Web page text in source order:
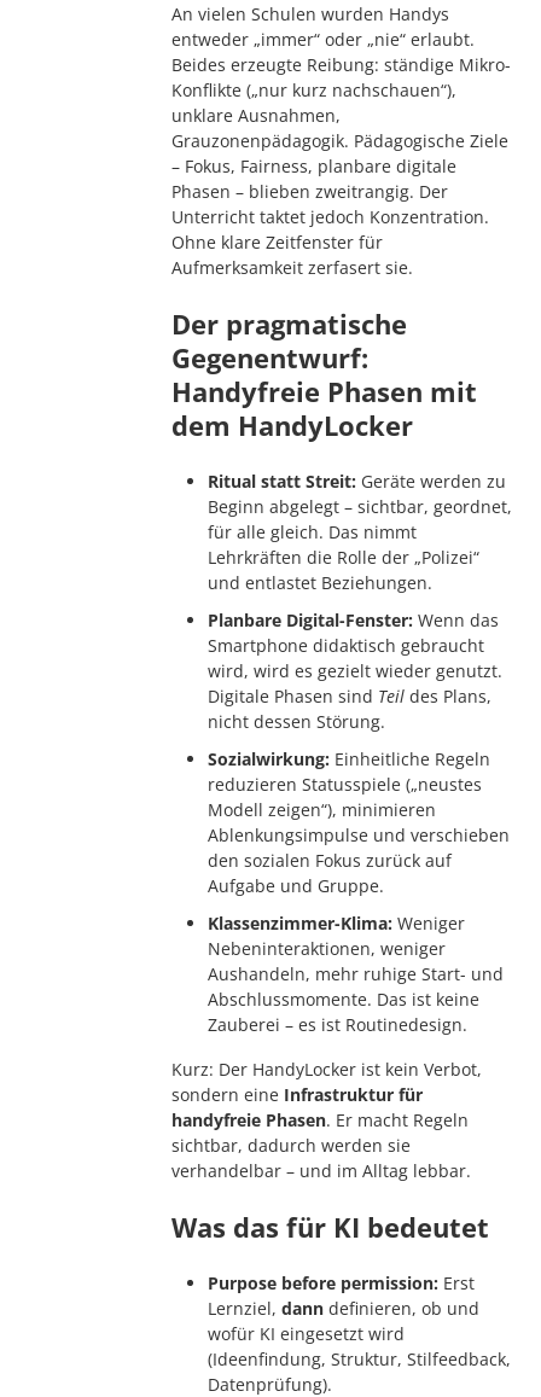
An vielen Schulen wurden Handys
entweder „immer“ oder „nie“ erlaubt.
Beides erzeugte Reibung: ständige Mikro-
Konflikte („nur kurz nachschauen“),
unklare Ausnahmen,
Grauzonenpädagogik. Pädagogische Ziele
– Fokus, Fairness, planbare digitale
Phasen – blieben zweitrangig. Der
Unterricht taktet jedoch Konzentration.
Ohne klare Zeitfenster für
Aufmerksamkeit zerfasert sie.
Der pragmatische
Gegenentwurf:
Handyfreie Phasen mit
dem HandyLocker
Ritual statt Streit: Geräte werden zu
Beginn abgelegt – sichtbar, geordnet,
für alle gleich. Das nimmt
Lehrkräften die Rolle der „Polizei“
und entlastet Beziehungen.
Planbare Digital-Fenster: Wenn das
Smartphone didaktisch gebraucht
wird, wird es gezielt wieder genutzt.
Digitale Phasen sind Teil des Plans,
nicht dessen Störung.
Sozialwirkung: Einheitliche Regeln
reduzieren Statusspiele („neustes
Modell zeigen“), minimieren
Ablenkungsimpulse und verschieben
den sozialen Fokus zurück auf
Aufgabe und Gruppe.
Klassenzimmer-Klima: Weniger
Nebeninteraktionen, weniger
Aushandeln, mehr ruhige Start- und
Abschlussmomente. Das ist keine
Zauberei – es ist Routinedesign.
Kurz: Der HandyLocker ist kein Verbot,
sondern eine Infrastruktur für
handyfreie Phasen. Er macht Regeln
sichtbar, dadurch werden sie
verhandelbar – und im Alltag lebbar.
Was das für KI bedeutet
Purpose before permission: Erst
Lernziel,dann definieren, ob und
wofür KI eingesetzt wird
(Ideenfindung, Struktur, Stilfeedback,
Datenprüfung).